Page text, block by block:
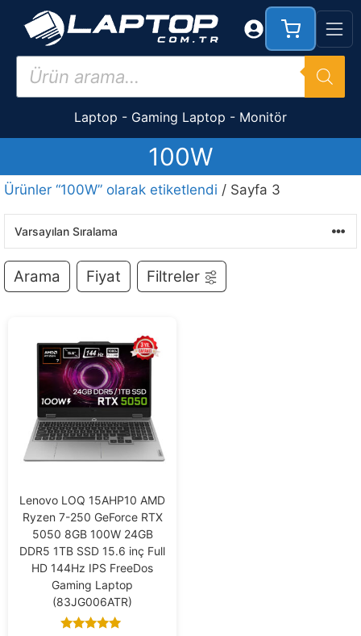
İçeriğe
Products
search
Laptop - Gaming Laptop - Monitör
100W
Ürünler “100W” olarak etiketlendi / Sayfa 3
Arama Fiyat Filtreler
Lenovo LOQ 15AHP10 AMD
Ryzen 7-250 GeForce RTX
5050 8GB 100W 24GB
DDR5 1TB SSD 15.6 inç Full
HD 144Hz IPS FreeDos
Gaming Laptop
(83JG006ATR)